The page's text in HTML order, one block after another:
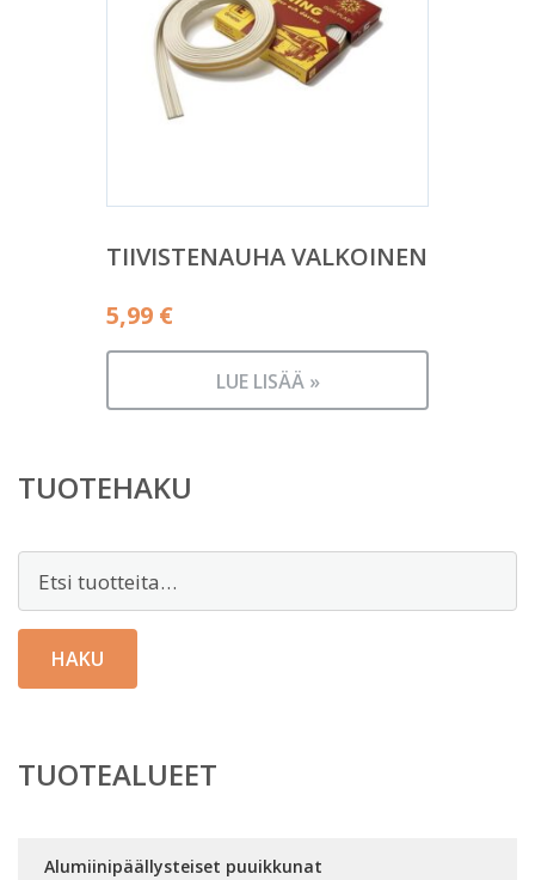
TIIVISTENAUHA VALKOINEN
5,99 €
LUE LISÄÄ »
TUOTEHAKU
HAKU
TUOTEALUEET
Alumiinipäällysteiset puuikkunat